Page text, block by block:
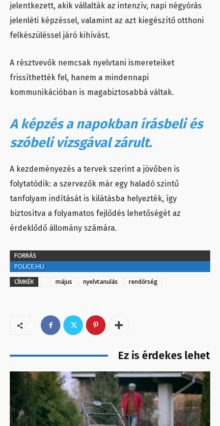
jelentkezett, akik vállalták az intenzív, napi négyórás
jelenléti képzéssel, valamint az azt kiegészítő otthoni
felkészüléssel járó kihívást.
A résztvevők nemcsak nyelvtani ismereteiket
frissíthették fel, hanem a mindennapi
kommunikációban is magabiztosabbá váltak.
A képzés a napokban írásbeli és
szóbeli vizsgával zárult.
A kezdeményezés a tervek szerint a jövőben is
folytatódik: a szervezők már egy haladó szintű
tanfolyam indítását is kilátásba helyezték, így
biztosítva a folyamatos fejlődés lehetőségét az
érdeklődő állomány számára.
FORRÁS
POLICE.HU
CÍMKÉK
május nyelvtanulás rendőrség
Ez is érdekes lehet